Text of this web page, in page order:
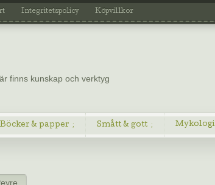
Integritetspolicy Köpvillkor
finns kunskap och verktyg
Böcker & papper Smått & gott Mykologi